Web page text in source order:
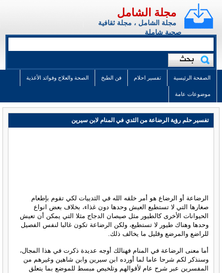
مجلة الشامل
مجلة الشامل ، مجلة ثقافية
صحية شاملة
الصفحة الرئيسية تفسير احلام فن الطبخ الصحة والعلاج وفوائد الأغذية
موضوعات عامة
تفسير حلم رؤية الرضاعة من الثدي في المنام لابن سيرين
الرضاعة أو الرضاع هو أمر خلقه الله في الثدييات لكي تقوم بإطعام
صغارها التي لا تستطيع العيش وحدها دون غذاء، بخلاف بعض انواع
الحيوانات الأخرى كالطيور مثل صيصان الدجاج مثلا التي يمكن أن تعيش
وحدها وهناك طيور لا تستطيع، ولكن الرضاعة تكون غالبا لنفس الفصيل
للراضع والمرضع وقليل ما يخالف ذلك.
أما معنى الرضاعة في المنام فهنالك أوجه عديدة ذكرت في هذا المجال،
وسنذكر لكم شرحا عاما لما أورده ابن سيرين وابن شاهين وغيرهم من
المفسرين عبر شرح عام لأقوالهم وتلخيص مبسط للموضع بما يتعلق